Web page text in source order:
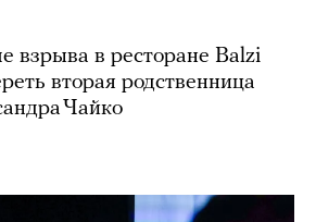
взрыва в ресторане Balzi
вторая родственница
Чайко